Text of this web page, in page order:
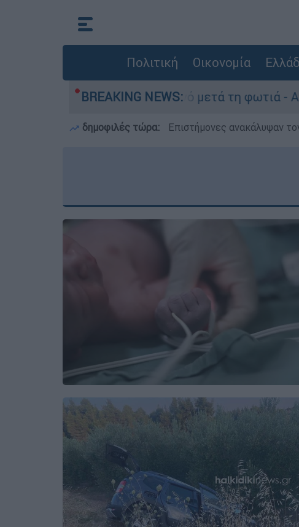
Πολιτική Οικονομία
BREAKING NEWS:
Πόρτο Γερμανό μετά τη φωτιά - Αγώνας για
δημοφιλές τώρα: Επιστήμονες ανακάλυψαν